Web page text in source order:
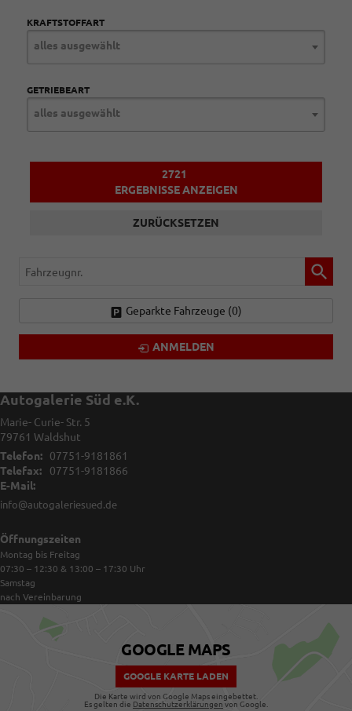
KRAFTSTOFFART
alles ausgewählt
GETRIEBEART
alles ausgewählt
2721
ERGEBNISSE ANZEIGEN
ZURÜCKSETZEN
Fahrzeugnr.
Geparkte Fahrzeuge (0)
ANMELDEN
Autogalerie Süd e.K.
Marie- Curie- Str. 5
79761 Waldshut
Telefon:
07751-9181861
Telefax:
07751-9181866
E-Mail:
info@autogaleriesued.de
Öffnungszeiten
Montag bis Freitag
07:30 – 12:30 & 13:00 – 17:30 Uhr
Samstag
nach Vereinbarung
GOOGLE MAPS
GOOGLE KARTE LADEN
Die Karte wird von Google Maps eingebettet.
Es gelten die Datenschutzerklärungen von Google.